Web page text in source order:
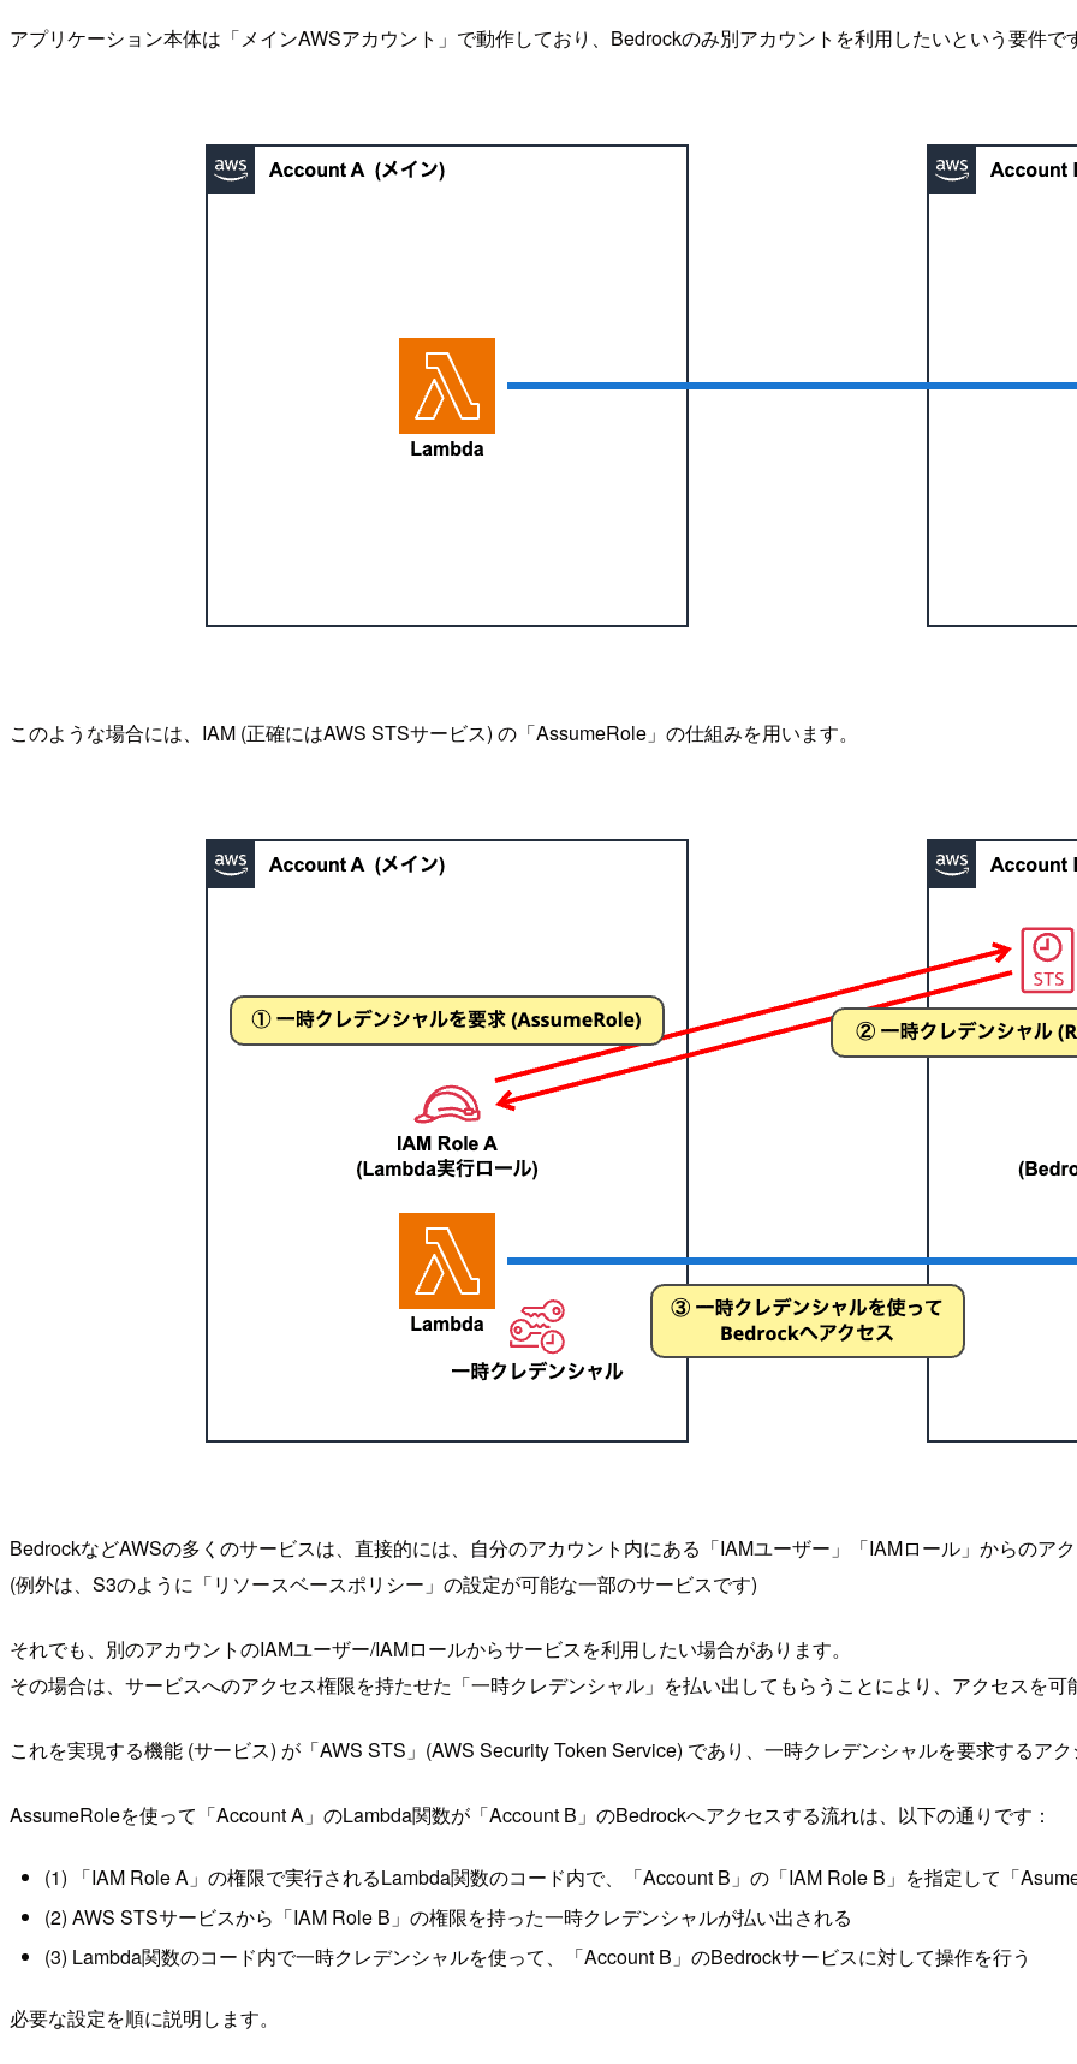
アプリケーション本体は「メインAWSアカウント」で動作しており、Bedrockのみ別アカウントを利用したいという要件で
このような場合には、IAM (正確にはAWS STSサービス) の「AssumeRole」の仕組みを用います。
BedrockなどAWSの多くのサービスは、直接的には、自分のアカウント内にある「IAMユーザー」「IAMロール」からのア
(例外は、S3のように「リソースベースポリシー」の設定が可能な一部のサービスです)
それでも、別のアカウントのIAMユーザー/IAMロールからサービスを利用したい場合があります。
その場合は、サービスへのアクセス権限を持たせた「一時クレデンシャル」を払い出してもらうことにより、アクセスを可
これを実現する機能 (サービス) が「AWS STS」(AWS Security Token Service) であり、一時クレデンシャルを要求するア
AssumeRoleを使って「Account A」のLambda関数が「Account B」のBedrockへアクセスする流れは、以下の通りです：
(1) 「IAM Role A」の権限で実行されるLambda関数のコード内で、「Account B」の「IAM Role B」を指定して「
(2) AWS STSサービスから「IAM Role B」の権限を持った一時クレデンシャルが払い出される
(3) Lambda関数のコード内で一時クレデンシャルを使って、「Account B」のBedrockサービスに対して操作を行う
必要な設定を順に説明します。